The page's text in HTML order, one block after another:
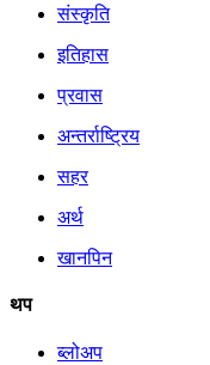
संस्कृति
इतिहास
प्रवास
अन्तर्राष्ट्रिय
सहर
अर्थ
खानपिन
थप
ब्लोअप